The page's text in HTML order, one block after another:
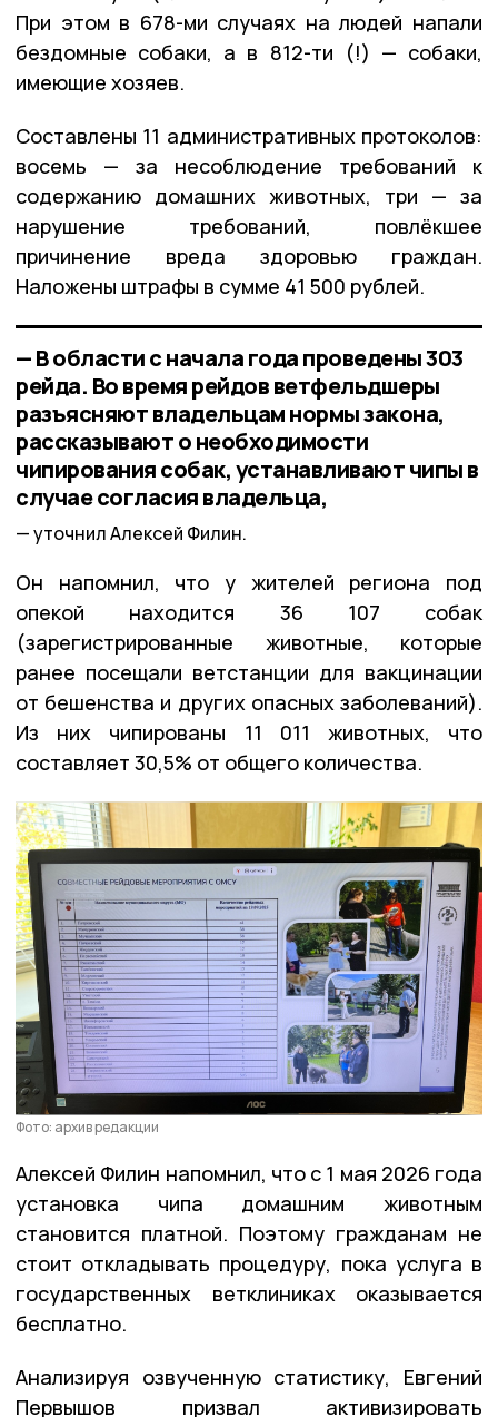
При этом в 678-ми случаях на людей напали
бездомные собаки, а в 812-ти (!) — собаки,
имеющие хозяев.
Составлены 11 административных протоколов:
восемь — за несоблюдение требований к
содержанию домашних животных, три — за
нарушение требований, повлёкшее
причинение вреда здоровью граждан.
Наложены штрафы в сумме 41 500 рублей.
— В области с начала года проведены 303
рейда. Во время рейдов ветфельдшеры
разъясняют владельцам нормы закона,
рассказывают о необходимости
чипирования собак, устанавливают чипы в
случае согласия владельца,
уточнил Алексей Филин.
Он напомнил, что у жителей региона под
опекой находится 36 107 собак
(зарегистрированные животные, которые
ранее посещали ветстанции для вакцинации
от бешенства и других опасных заболеваний).
Из них чипированы 11 011 животных, что
составляет 30,5% от общего количества.
Фото: архив редакции
Алексей Филин напомнил, что с 1 мая 2026 года
установка чипа домашним животным
становится платной. Поэтому гражданам не
стоит откладывать процедуру, пока услуга в
государственных ветклиниках оказывается
бесплатно.
Анализируя озвученную статистику, Евгений
Первышов призвал активизировать